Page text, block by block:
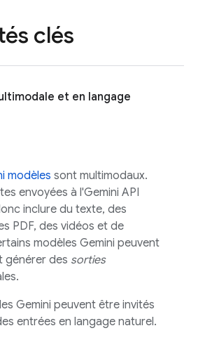
clés
et en langage
modèles sont multimodaux.
envoyées à l'Gemini API
inclure du texte, des
PDF, des vidéos et de
modèles Gemini peuvent
générer des sorties
Gemini peuvent être invités
entrées en langage naturel.